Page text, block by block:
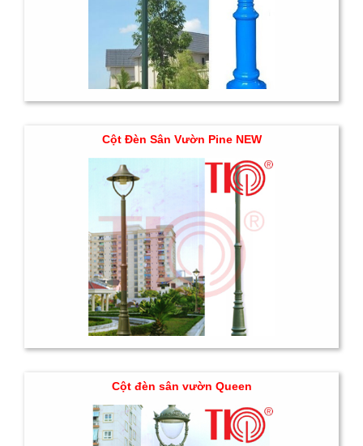
Cột Đèn Sân Vườn Pine NEW
Cột đèn sân vườn Queen